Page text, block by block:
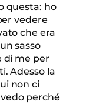
questa: ho
vedere
che era
sasso
di me per
Adesso la
non ci
perché